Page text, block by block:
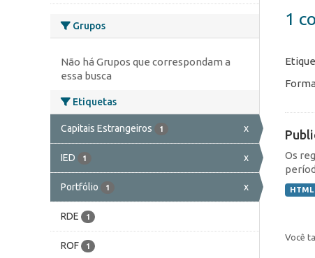
Grupos
Não há Grupos que correspondam a
essa busca
Etiquetas
Capitais Estrangeiros 1 x
IED 1 x
Portfólio 1 x
RDE 1
ROF 1
1
Os
HTML
Você